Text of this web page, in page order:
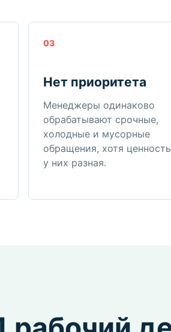
03
Нет приоритета
Менеджеры одинаково
обрабатывают срочные,
холодные и мусорные
обращения, хотя ценность
у них разная.